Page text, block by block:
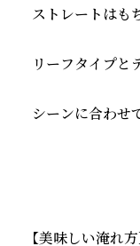
ストレートはも
リーフタイプと
シーンに合わせ
【美味しい淹れ方